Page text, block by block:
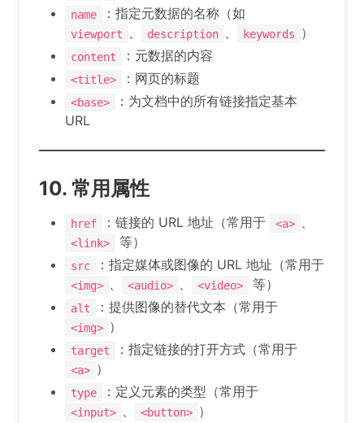
name ：指定元数据的名称（如
viewport 、 description 、 keywords ）
content ：元数据的内容
<title> ：网页的标题
<base>
：为文档中的所有链接指定基本
URL
10. 常用属性
href ：链接的 URL 地址（常用于 <a> 、
<link> 等）
src ：指定媒体或图像的 URL 地址（常用于
<img> 、 <audio> 、 <video> 等）
alt ：提供图像的替代文本（常用于
<img> ）
target ：指定链接的打开方式（常用于
<a> ）
type ：定义元素的类型（常用于
<input> 、 <button> ）